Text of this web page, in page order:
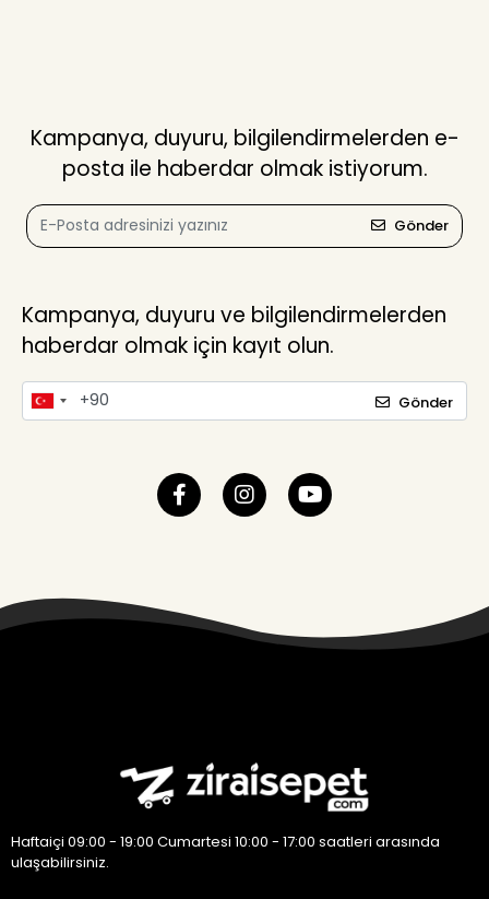
Kampanya, duyuru, bilgilendirmelerden e-
posta ile haberdar olmak istiyorum.
Gönder
Kampanya, duyuru ve bilgilendirmelerden
haberdar olmak için kayıt olun.
Gönder
Haftaiçi 09:00 - 19:00 Cumartesi 10:00 - 17:00 saatleri arasında
ulaşabilirsiniz.